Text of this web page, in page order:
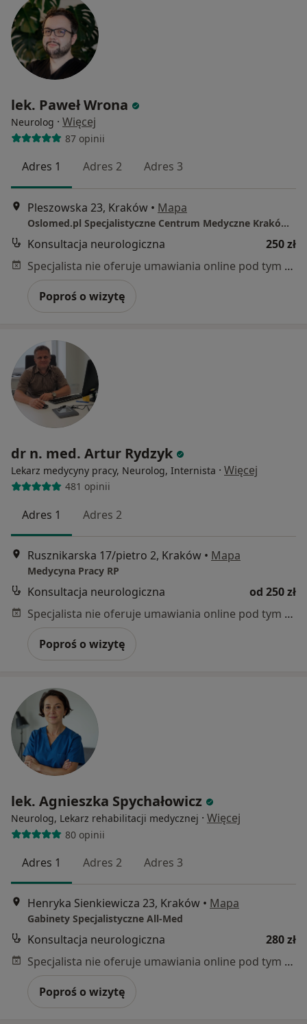
lek. Paweł Wrona
Neurolog · Więcej
87 opinii
Adres 1 Adres 2 Adres 3
Pleszowska 23, Kraków • Mapa
Oslomed.pl Specjalistyczne Centrum Medyczne Kraków (ul. Pleszowska 23)
Konsultacja neurologiczna
250 zł
Specjalista nie oferuje umawiania online pod tym adresem.
Poproś o wizytę
dr n. med. Artur Rydzyk
Lekarz medycyny pracy, Neurolog, Internista · Więcej
481 opinii
Adres 1 Adres 2
Rusznikarska 17/pietro 2, Kraków • Mapa
Medycyna Pracy RP
Konsultacja neurologiczna
od 250 zł
Specjalista nie oferuje umawiania online pod tym adresem.
Poproś o wizytę
lek. Agnieszka Spychałowicz
Neurolog, Lekarz rehabilitacji medycznej · Więcej
80 opinii
Adres 1 Adres 2 Adres 3
Henryka Sienkiewicza 23, Kraków • Mapa
Gabinety Specjalistyczne All-Med
Konsultacja neurologiczna
280 zł
Specjalista nie oferuje umawiania online pod tym adresem.
Poproś o wizytę